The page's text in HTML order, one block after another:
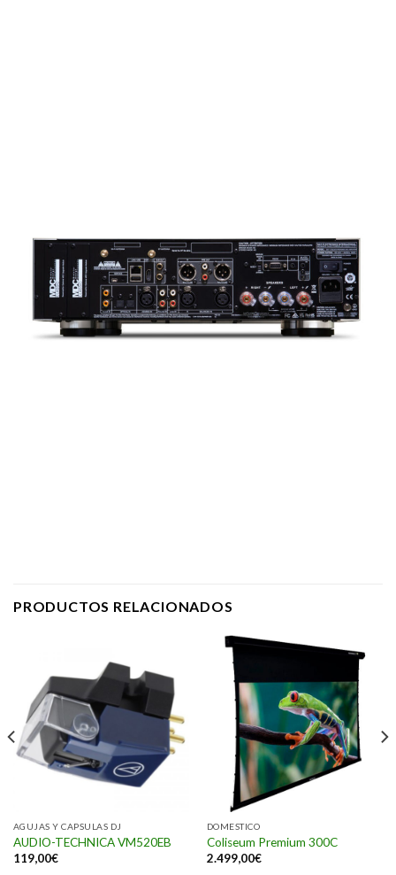
PRODUCTOS RELACIONADOS
AGUJAS Y CAPSULAS DJ
AUDIO-TECHNICA VM520EB
119,00€
DOMESTICO
Coliseum Premium 300C
2.499,00€